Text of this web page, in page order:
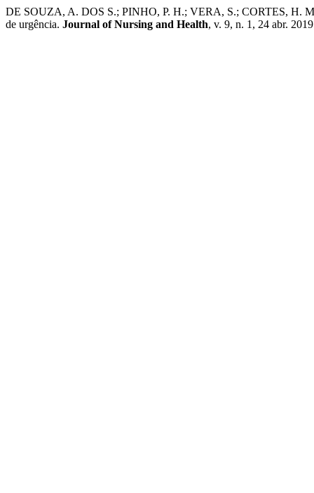
DE SOUZA, A. DOS S.; PINHO, P. H.; VERA, S.; CORTES, H. M.
de urgência. Journal of Nursing and Health, v. 9, n. 1, 24 abr.